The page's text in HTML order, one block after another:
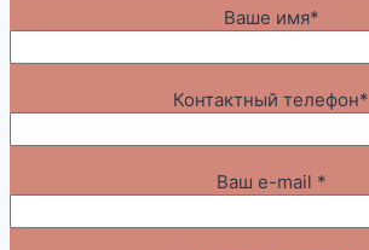
Ваше имя*
Контактный телефон*
Ваш e-mail *